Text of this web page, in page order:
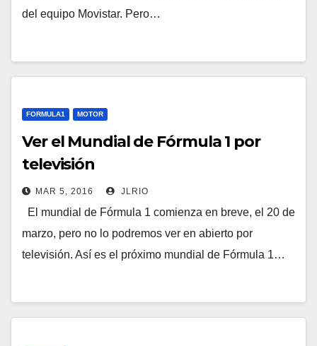
del equipo Movistar. Pero…
FORMULA1 MOTOR
Ver el Mundial de Fórmula 1 por
televisión
MAR 5, 2016 JLRIO
El mundial de Fórmula 1 comienza en breve, el 20 de
marzo, pero no lo podremos ver en abierto por
televisión. Así es el próximo mundial de Fórmula 1…